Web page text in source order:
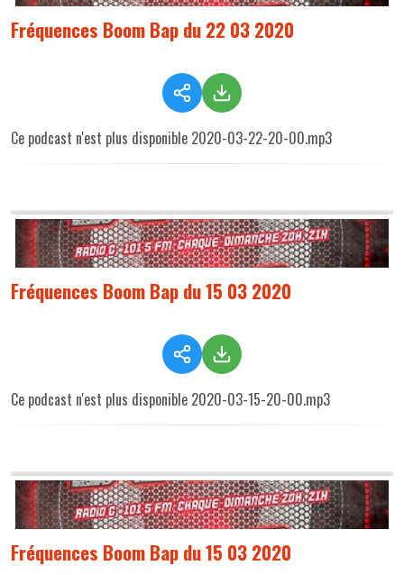
Fréquences Boom Bap du 22 03 2020
Ce podcast n'est plus disponible 2020-03-22-20-00.mp3
Fréquences Boom Bap du 15 03 2020
Ce podcast n'est plus disponible 2020-03-15-20-00.mp3
Fréquences Boom Bap du 15 03 2020